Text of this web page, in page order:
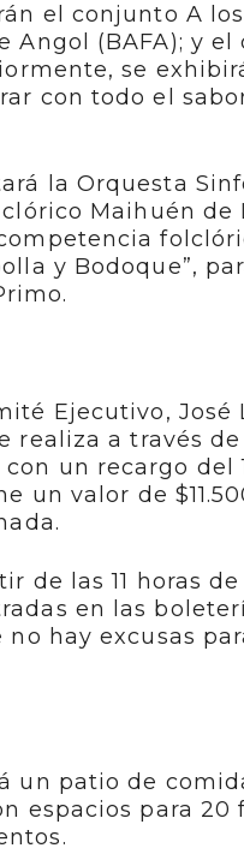
el conjunto A
(BAFA); y el
se
con todo el
la Orquesta
Maihuén de
y Bodoque”,
Ejecutivo,
realiza a través
un recargo del
un valor de
de las 11 horas
en las
hay excusas
un patio de
espacios para